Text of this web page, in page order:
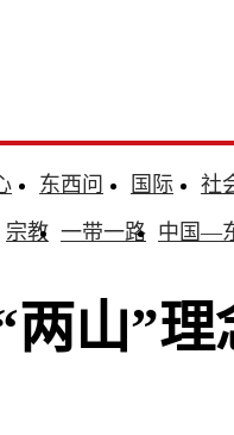
东西问 国际
社
宗教 一带一路 中国—
两山”